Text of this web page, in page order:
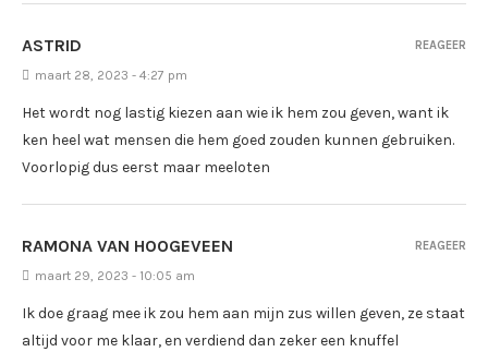
ASTRID
maart 28, 2023 - 4:27 pm
Het wordt nog lastig kiezen aan wie ik hem zou geven, want ik
ken heel wat mensen die hem goed zouden kunnen gebruiken.
Voorlopig dus eerst maar meeloten
REAGEER
RAMONA VAN HOOGEVEEN
maart 29, 2023 - 10:05 am
Ik doe graag mee ik zou hem aan mijn zus willen geven, ze staat
altijd voor me klaar, en verdiend dan zeker een knuffel
REAGEER